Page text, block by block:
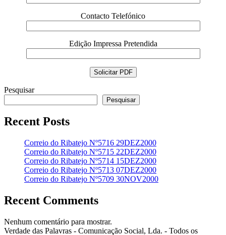
Contacto Telefónico
Edição Impressa Pretendida
Pesquisar
Pesquisar
Recent Posts
Correio do Ribatejo Nº5716 29DEZ2000
Correio do Ribatejo Nº5715 22DEZ2000
Correio do Ribatejo Nº5714 15DEZ2000
Correio do Ribatejo Nº5713 07DEZ2000
Correio do Ribatejo Nº5709 30NOV2000
Recent Comments
Nenhum comentário para mostrar.
Verdade das Palavras - Comunicação Social, Lda. - Todos os